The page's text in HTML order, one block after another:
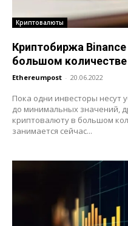
Криптовалюты
Криптобиржа
большом количестве
Ethereumpost - 20.06.2022
Пока одни инвесторы несут
до минимальных значений,
криптовалюту в большом
занимается сейчас...